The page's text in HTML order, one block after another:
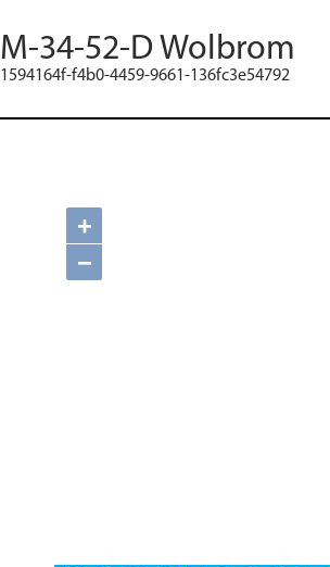
M-34-52-D Wolbrom
1594164f-f4b0-4459-9661-136fc3e54792
+
−